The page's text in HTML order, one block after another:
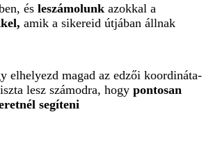
ésleszámolunkazokkal a
amik a sikereid útjában állnak
elhelyezd magad az edzői koordináta-
lesz számodra, hogypontosan
segíteni